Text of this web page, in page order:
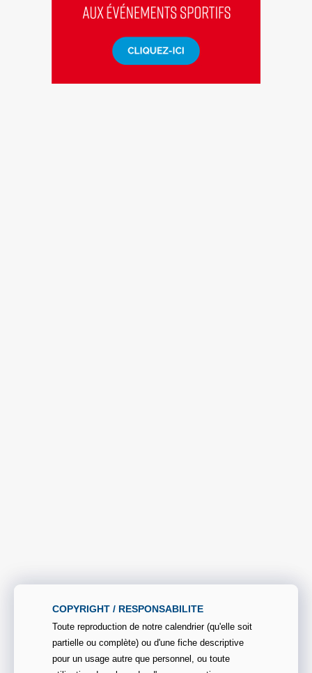
COPYRIGHT / RESPONSABILITE
Toute reproduction de notre calendrier (qu'elle soit
partielle ou complète) ou d'une fiche descriptive
pour un usage autre que personnel, ou toute